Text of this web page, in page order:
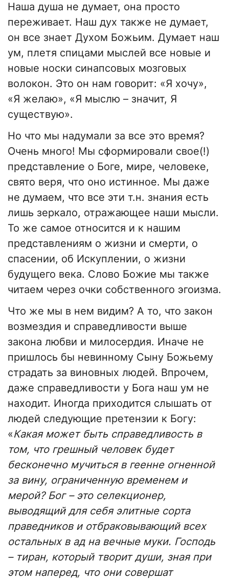
Наша душа не думает, она просто
переживает. Наш дух также не думает,
он все знает Духом Божьим. Думает наш
ум, плетя спицами мыслей все новые и
новые носки синапсовых мозговых
волокон. Это он нам говорит: «Я хочу»,
«Я желаю», «Я мыслю – значит, Я
существую».
Но что мы надумали за все это время?
Очень много! Мы сформировали свое(!)
представление о Боге, мире, человеке,
свято веря, что оно истинное. Мы даже
не думаем, что все эти т.н. знания есть
лишь зеркало, отражающее наши мысли.
То же самое относится и к нашим
представлениям о жизни и смерти, о
спасении, об Искуплении, о жизни
будущего века. Слово Божие мы также
читаем через очки собственного эгоизма.
Что же мы в нем видим? А то, что закон
возмездия и справедливости выше
закона любви и милосердия. Иначе не
пришлось бы невинному Сыну Божьему
страдать за виновных людей. Впрочем,
даже справедливости у Бога наш ум не
находит. Иногда приходится слышать от
людей следующие претензии к Богу:
«Какая может быть справедливость в
том, что грешный человек будет
бесконечно мучиться в геенне огненной
за вину, ограниченную временем и
мерой? Бог – это селекционер,
выводящий для себя элитные сорта
праведников и отбраковывающий всех
остальных в ад на вечные муки. Господь
– тиран, который творит души, зная при
этом наперед, что они совершат